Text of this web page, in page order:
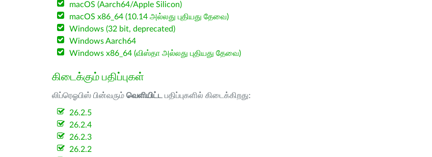
macOS (Aarch64/Apple Silicon)
macOS x86_64 (10.14 அல்லது புதியது தேவை)
Windows (32 bit, deprecated)
Windows Aarch64
Windows x86_64 (விஸ்தா அல்லது புதியது தேவை)
கிடைக்கும் பதிப்புகள்
லிப்ரெஓபிஸ் பின்வரும் வெளியிட்ட பதிப்புகளில் கிடைக்கிறது:
26.2.5
26.2.4
26.2.3
26.2.2